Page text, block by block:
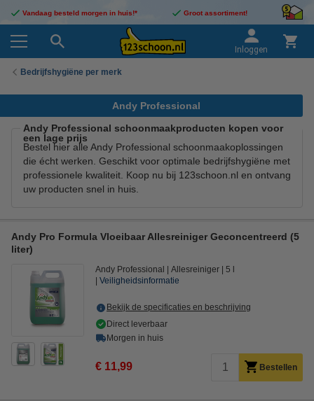
Vandaag besteld morgen in huis!* Groot assortiment!
Inloggen
Bedrijfshygiëne per merk
Andy Professional
Andy Professional schoonmaakproducten kopen voor
een lage prijs
Bestel hier alle Andy Professional schoonmaakoplossingen
die écht werken. Geschikt voor optimale bedrijfshygiëne met
professionele kwaliteit. Koop nu bij 123schoon.nl en ontvang
uw producten snel in huis.
Andy Pro Formula Vloeibaar Allesreiniger Geconcentreerd (5
liter)
Andy Professional Allesreiniger
5 l
Veiligheidsinformatie
Bekijk de specificaties en beschrijving
Direct leverbaar
Morgen in huis
€ 11,99 Bestellen